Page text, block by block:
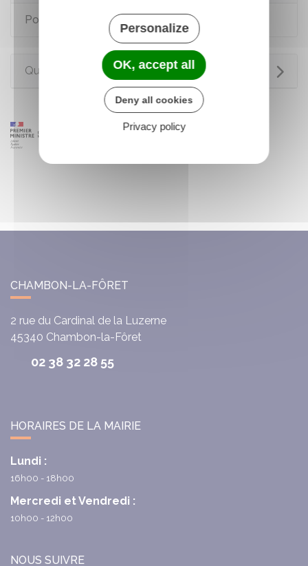
Porter plainte
Questions ? Réponses !
CHAMBON-LA-FÔRET
2 rue du Cardinal de la Luzerne
45340 Chambon-la-Fôret
02 38 32 28 55
HORAIRES DE LA MAIRIE
Lundi :
16h00 - 18h00
Mercredi et Vendredi :
10h00 - 12h00
NOUS SUIVRE
Personalize
OK, accept all
Deny all cookies
Privacy policy